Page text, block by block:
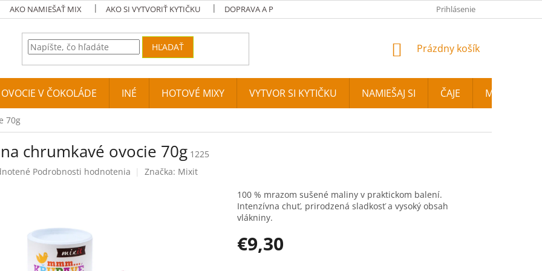
AKO NAMIEŠAŤ MIX AKO SI VYTVORIŤ KYTIČKU DOPRAVA A PLATBA NAŠA PREDAJŇAPrihlásenie
HĽADAŤ NÁKUPNÝ KOŠÍK
Prázdny košík
V ČOKOLÁDE INÉ HOTOVÉ MIXY VYTVOR SI KYTIČKU NAMIEŠAJ SI ČAJE MIXIT
70g
chrumkavé ovocie 70g 1225
hodnotenie produktu je 0,0 z 5 hviezdičiek.
Podrobnosti hodnotenia Značka: Mixit
€9,30
100 % mrazom sušené maliny v praktickom balení.
Intenzívna chuť, prirodzená sladkosť a vysoký obsah
vlákniny.